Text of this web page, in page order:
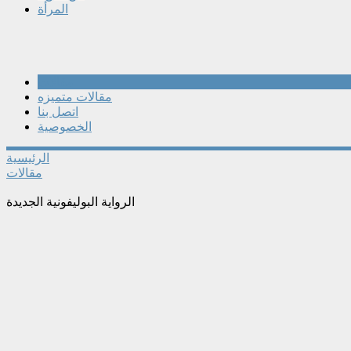
المرأة
مقالات متميزه
اتصل بنا
الخصوصية
الرئيسية
مقالات
الرواية البوليفونية الجديدة